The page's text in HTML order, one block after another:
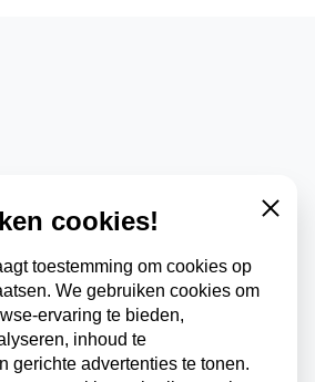
cookies!
toestemming om cookies op
We gebruiken cookies om
ervaring te bieden,
inhoud te
gerichte advertenties te tonen.
Close